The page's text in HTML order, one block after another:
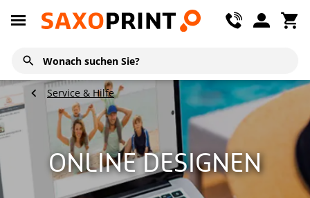
Service & Hilfe
ONLINE DESIGNEN